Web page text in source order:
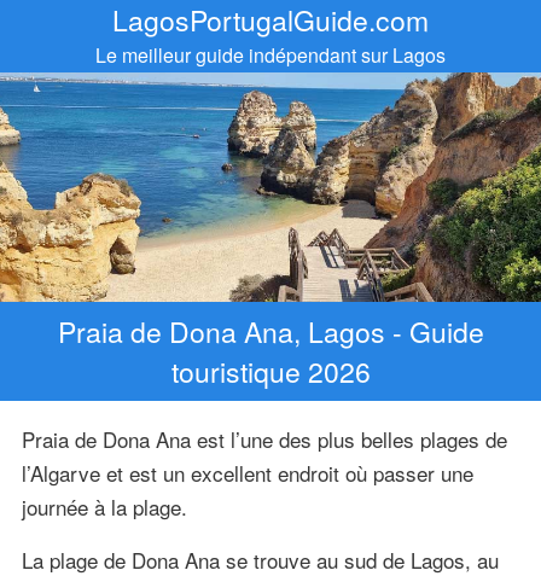
LagosPortugalGuide.com
Le meilleur guide indépendant sur Lagos
Praia de Dona Ana, Lagos - Guide
touristique 2026
Praia de Dona Ana est l’une des plus belles plages de
l’Algarve et est un excellent endroit où passer une
journée à la plage.
La plage de Dona Ana se trouve au sud de Lagos, au